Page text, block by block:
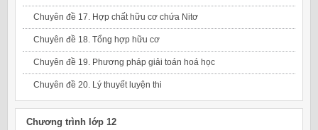
Chuyên đề 17. Hợp chất hữu cơ chứa Nitơ
Chuyên đề 18. Tổng hợp hữu cơ
Chuyên đề 19. Phương pháp giải toán hoá học
Chuyên đề 20. Lý thuyết luyện thi
Chương trình lớp 12